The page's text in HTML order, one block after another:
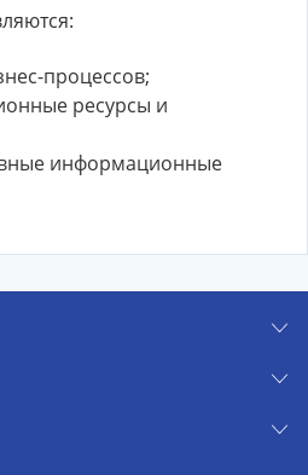
процессов;
ресурсы и
информационные